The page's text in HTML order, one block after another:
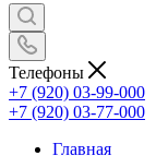
Телефоны
+7 (920) 03-99-000
+7 (920) 03-77-000
Главная